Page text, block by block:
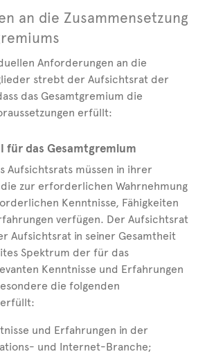
an die Zusammensetzung
Anforderungen an die
strebt der Aufsichtsrat der
das Gesamtgremium die
erfüllt:
für das Gesamtgremium
Aufsichtsrats müssen in ihrer
zur erforderlichen Wahrnehmung
Kenntnisse, Fähigkeiten
verfügen. Der Aufsichtsrat
Aufsichtsrat in seiner Gesamtheit
Spektrum der für das
Kenntnisse und Erfahrungen
die folgenden
erfüllt:
und Erfahrungen in der
und Internet-Branche;